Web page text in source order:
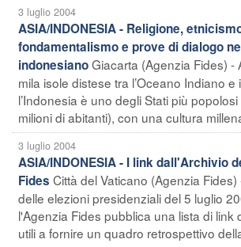
3 luglio 2004
ASIA/INDONESIA - Religione,
fondamentalismo e prove di dialogo
indonesianoGiacarta (Agenzia Fides) -
mila isole distese tra l’Oceano Indiano e
l’Indonesia è uno degli Stati più
milioni di abitanti), con una cultura
3 luglio 2004
ASIA/INDONESIA - I link dall'Archivio
Fides Città del Vaticano (Agenzia
delle elezioni presidenziali del 5 luglio
l'Agenzia Fides pubblica una lista di link
utili a fornire un quadro retrospettivo